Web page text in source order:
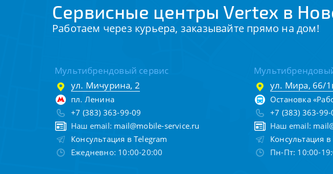
Сервисные центры Vertex в
Работаем через курьера, заказывайте прямо на дом!
Мультибрендовый сервис
ул. Мичурина, 2
пл. Ленина
+7 (383) 363-99-09
Наш email: mail@mobile-service.ru
Консультация в Telegram
Ежедневно: 10:00-20:00
ул. Мира, 66/
Остановка
+7 (383) 363-99-
Наш email:
Консультация в
Пн-Пт: 10:00-